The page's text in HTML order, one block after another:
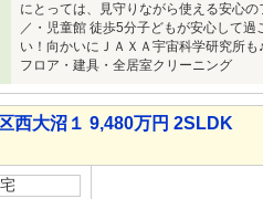
にとっては、見守りながら使える安心
／・児童館 徒歩5分子どもが安心して
い！向かいにＪＡＸＡ宇宙科学研究所
フロア・建具・全居室クリーニング
西大沼１ 9,480万円 2SLDK